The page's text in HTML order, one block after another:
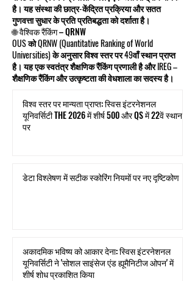
है। यह संस्था की छात्र-केंद्रित प्रक्रिया और सतत
गुणवत्ता सुधार के प्रति प्रतिबद्धता को दर्शाता है।
🌐 वैश्विक रैंकिंग – QRNW
OUS को QRNW (Quantitative Ranking of World
Universities) के अनुसार विश्व स्तर पर 49वाँ स्थान प्राप्त
है। यह एक स्वतंत्र शैक्षणिक रैंकिंग प्रणाली है और IREG –
शैक्षणिक रैंकिंग और उत्कृष्टता की वेधशाला का सदस्य है।
विश्व स्तर पर मान्यता प्राप्त: स्विस इंटरनेशनल
यूनिवर्सिटी THE 2026 में शीर्ष 500 और QS में 22वें स्थान
पर
डेटा विश्लेषण में सटीक स्कोरिंग नियमों पर नए दृष्टिकोण
अकादमिक भविष्य को आकार देना: स्विस इंटरनेशनल
यूनिवर्सिटी ने 'सोशल साइंसेज एंड ह्यूमैनिटीज ओपन' में
शीर्ष शोध प्रकाशित किया